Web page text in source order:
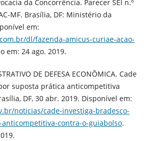
da Concorrência. Parecer SEI n.º
MF. Brasília, DF: Ministério da
em:
dl/fazenda-amicus-curiae-acao-
em: 24 ago. 2019.
DE DEFESA ECONÔMICA. Cade
suposta prática anticompetitiva
DF, 30 abr. 2019. Disponível em:
noticias/cade-investiga-bradesco-
contra-o-guiabolso.